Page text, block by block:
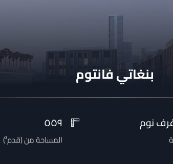
بنغاتي فانتوم
٥٥٩
المساحة من(قدم²)